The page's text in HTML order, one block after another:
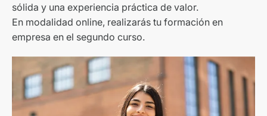
sólida y una experiencia práctica de valor.
En modalidad online, realizarás tu formación en
empresa en el segundo curso.